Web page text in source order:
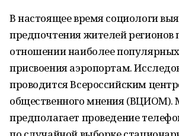
В настоящее время социологи
предпочтения жителей регионов
отношении наиболее
присвоения аэропортам.
проводится Всероссийским
общественного мнения (ВЦИОМ).
предполагает проведение